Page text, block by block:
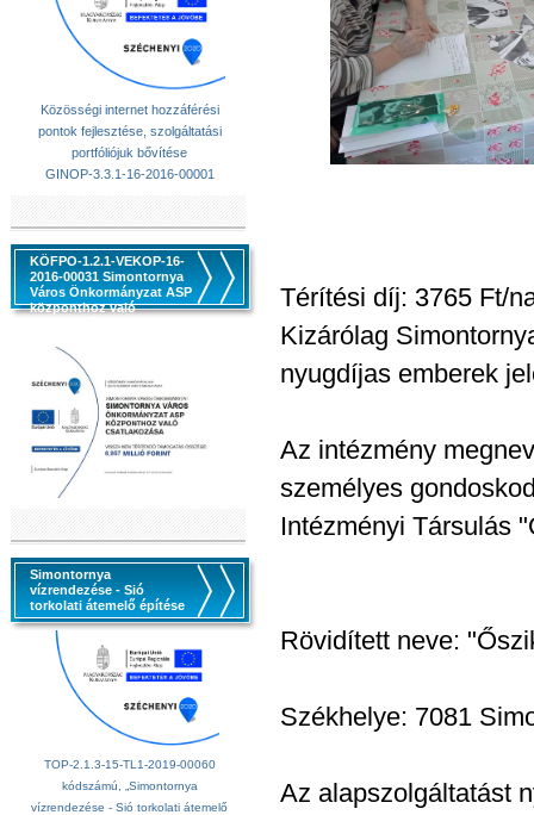
Közösségi internet hozzáférési
pontok fejlesztése, szolgáltatási
portfóliójuk bővítése
GINOP-3.3.1-16-2016-00001
KÖFPO-1.2.1-VEKOP-16-
2016-00031 Simontornya
Város Önkormányzat ASP
központhoz való
Simontornya
vízrendezése - Sió
torkolati átemelő építése
TOP-2.1.3-15-TL1-2019-00060
kódszámú, „Simontornya
vízrendezése - Sió torkolati átemelő
Térítési díj: 3765 Ft/
Kizárólag
nyugdíjas emberek
Az intézmény
személyes
Intézményi Társulás
Rövidített neve:
Székhelye: 7081
Az alapszolgáltatást